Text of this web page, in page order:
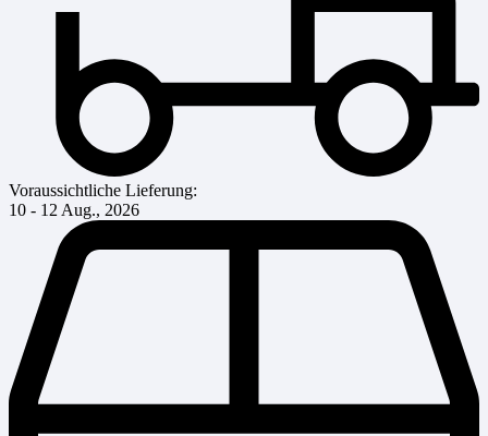
Voraussichtliche Lieferung:
10 - 12 Aug., 2026